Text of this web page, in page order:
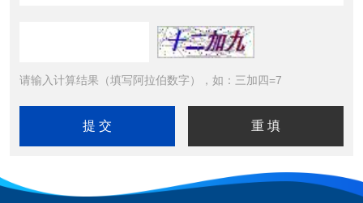
请输入计算结果（填写阿拉伯数字），如：三加四=7